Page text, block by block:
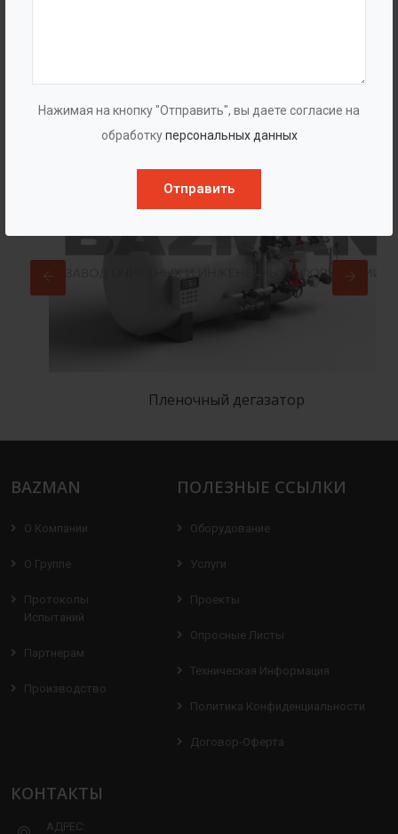
Нажимая на кнопку "Отправить", вы даете согласие на
обработкуперсональных данных
Отправить
Популярные в разделе
Пленочный дегазатор
BAZMAN
О Компании
О Группе
Протоколы
Испытаний
Партнерам
Производство
ПОЛЕЗНЫЕ ССЫЛКИ
Оборудование
Услуги
Проекты
Опросные Листы
Техническая Информация
Политика Конфиденциальности
Договор-Оферта
КОНТАКТЫ
АДРЕС: